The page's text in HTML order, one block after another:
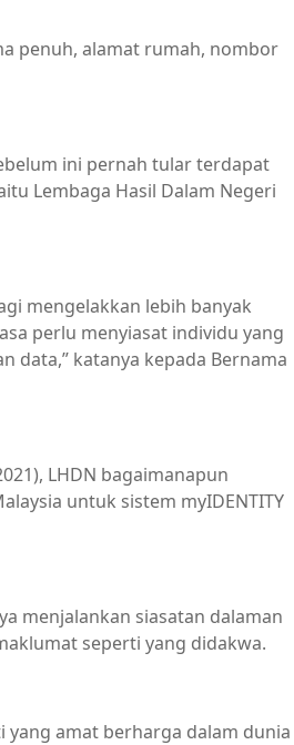
penuh, alamat rumah, nombor
ini pernah tular terdapat
Lembaga Hasil Dalam Negeri
mengelakkan lebih banyak
perlu menyiasat individu yang
data,” katanya kepada Bernama
LHDN bagaimanapun
untuk sistem myIDENTITY
menjalankan siasatan dalaman
seperti yang didakwa.
amat berharga dalam dunia